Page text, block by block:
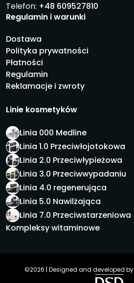
Telefon: +48 609527810
Regulamin i warunki
Dostawa
Polityka prywatności
Płatności
Regulamin
Reklamacje i zwroty
Linie kosmetyków
Linia 000 Medline
Linia 1.0 Przeciwłojotokowa
Linia 2.0 Przeciwłypieżowa
Linia 3.0 Przeciwwypadaniu
Linia 4.0 regenerująca
Linia 5.0 Nawilżająca
Linia 7.0 Przeciwstarzeniowa
Kompleksy witaminowe
©2026 | Designed and developed by